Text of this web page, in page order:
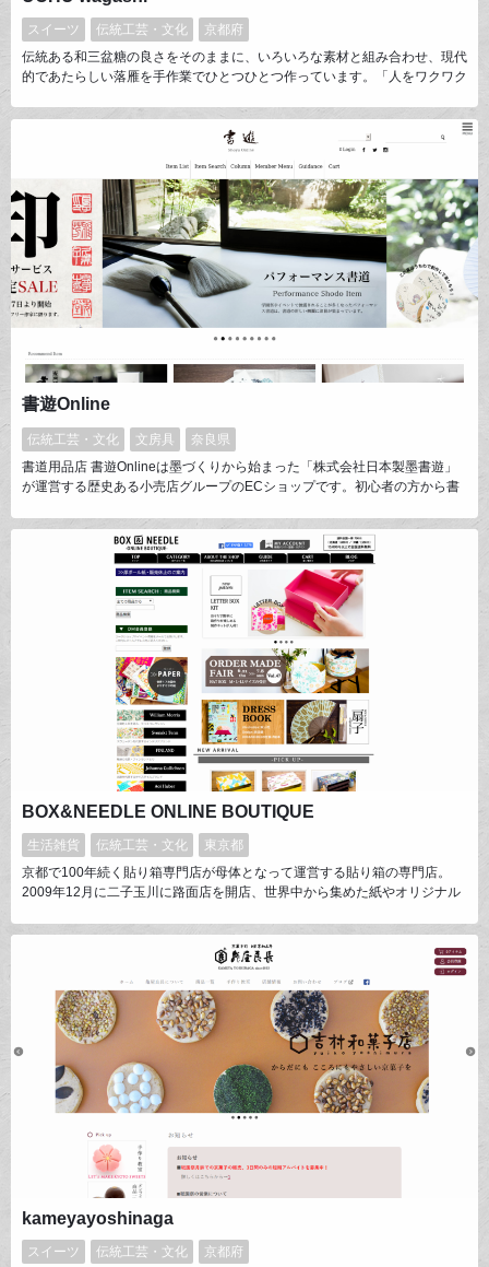
スイーツ 伝統工芸・文化
京都府
伝統ある和三盆糖の良さをそのままに、いろいろな素材と組み合わせ、現代
的であたらしい落雁を手作業でひとつひとつ作っています。「人をワクワク
和菓子をつくっていくことです。それが100年後、新しい文化になるのだと
書遊Online
伝統工芸・文化 文房具
奈良県
書道用品店 書遊Onlineは墨づくりから始まった「株式会社日本製墨書遊」
が運営する歴史ある小売店グループのECショップです。初心者の方から書
門店で、あらゆるニーズにお応えできる専門スタッフが対応させて頂いてお
ります。お客様の声をカタチにする商品開発や提案を心掛けて、常に新しい
チャレンジを続けております。
BOX&NEEDLE ONLINE BOUTIQUE
生活雑貨 伝統工芸・文化
東京都
京都で100年続く貼り箱専門店が母体となって運営する貼り箱の専門店。
2009年12月に二子玉川に路面店を開店、世界中から集めた紙やオリジナル
用されるプロダクトとしての箱をコンセプトに、様々な形状の紙製品を企
画。使う場面を想定してお作りした商品は全て独自のデザインで、京都の工
房で1点1点手作業で製作されています。
kameyayoshinaga
スイーツ 伝統工芸・文化
京都府